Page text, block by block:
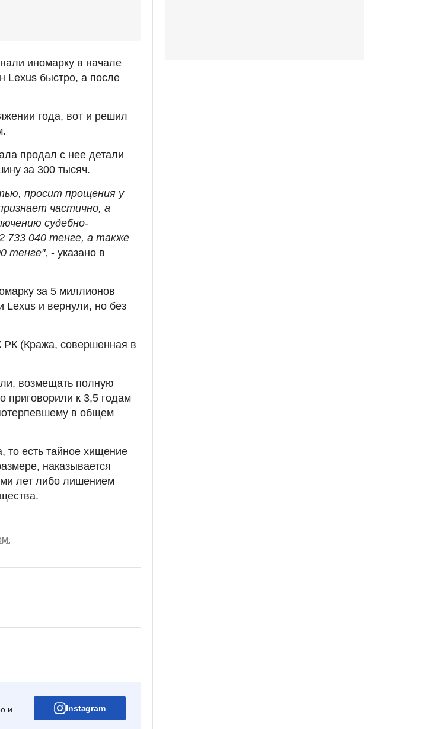
иномарку в начале
Lexus быстро, а после
года, вот и решил
продал с нее детали
за 300 тысяч.
просит прощения у
частично, а
судебно-
733 040 тенге, а также
тенге", - указано в
за 5 миллионов
Lexus и вернули, но без
РК (Кража, совершенная в
возмещать полную
приговорили к 3,5 годам
в общем
то есть тайное хищение
наказывается
лет либо лишением
и
Instagram